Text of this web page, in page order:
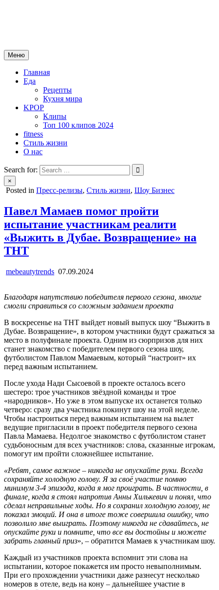
Меню
Главная
Еда
Рецепты
Кухня мира
KPOP
Клипы
Топ 100 клипов 2024
fitness
Стиль жизни
О нас
Search for:
×
Posted in Пресс-релизы, Стиль жизни, Шоу Бизнес
Павел Мамаев помог пройти
испытание участникам реалити
«Выжить в Дубае. Возвращение» на
ТНТ
mebeautytrends 07.09.2024
Благодаря напутствию победителя первого сезона, многие
смогли справиться со сложным заданием проекта
В воскресенье на ТНТ выйдет новый выпуск шоу “Выжить в
Дубае. Возвращение», в котором участники будут сражаться за
место в полуфинале проекта. Одним из сюрпризов для них
станет знакомство с победителем первого сезона шоу,
футболистом Павлом Мамаевым, который “настроит» их
перед важным испытанием.
После ухода Нади Сысоевой в проекте осталось всего
шестеро: трое участников звёздной команды и трое
«народников». Но уже в этом выпуске их останется только
четверо: сразу два участника покинут шоу на этой неделе.
Чтобы настроиться перед важным испытанием на вылет
ведущие пригласили в проект победителя первого сезона
Павла Мамаева. Недолгое знакомство с футболистом станет
судьбоносным для всех участников: слова, сказанные игрокам,
помогут им пройти сложнейшее испытание.
«Ребят, самое важное – никогда не опускайте руки. Всегда
сохраняйте холодную голову. Я за своё участие помню
минимум 3-4 эпизода, когда я мог проиграть. В частности, в
финале, когда я стоял напротив Анны Хилькевич и понял, что
сделал неправильные ходы. Но я сохранил холодную голову, не
показал эмоций. И она в итоге тоже совершила ошибку, что
позволило мне выиграть. Поэтому никогда не сдавайтесь, не
опускайте руки и помните, что все вы достойны и можете
забрать главный приз», – обратится Мамаев к участникам шоу.
Каждый из участников проекта вспомнит эти слова на
испытании, которое покажется им просто невыполнимым.
При его прохождении участники даже разнесут несколько
номеров в отеле, ведь на кону – дальнейшее участие в